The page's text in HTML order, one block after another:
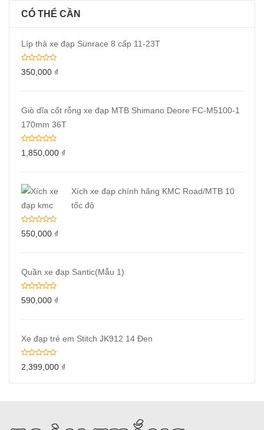
CÓ THỂ CẦN
Líp thả xe đạp Sunrace 8 cấp 11-23T
350,000 ₫
Giò dĩa cốt rỗng xe đạp MTB Shimano Deore FC-M5100-1
170mm 36T
1,850,000 ₫
Xích xe đạp chính hãng KMC Road/MTB 10
tốc độ
550,000 ₫
Quần xe đạp Santic(Mẫu 1)
590,000 ₫
Xe đạp trẻ em Stitch JK912 14 Đen
2,399,000 ₫